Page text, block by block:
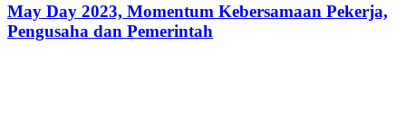
May Day 2023, Momentum Kebersamaan Pekerja,
Pengusaha dan Pemerintah